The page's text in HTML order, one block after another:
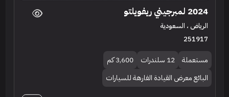
2024 لمبرجيني ريفويلتو
الرياض ، السعودية
251917
مستعملة 12 سلندرات
3,600 كم
البائع معرض القيادة الفارهة للسيارات